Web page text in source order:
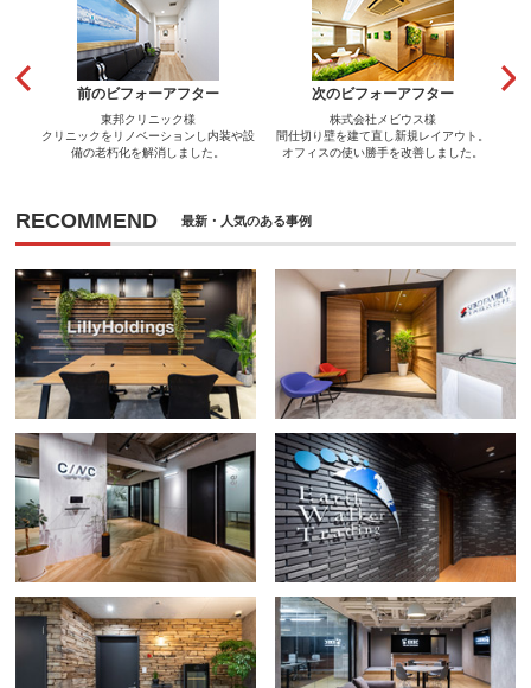
前のビフォーアフター
東邦クリニック様
クリニックをリノベーションし内装や設
備の老朽化を解消しました。
次のビフォーアフター
株式会社メビウス様
間仕切り壁を建て直し新規レイアウト。
オフィスの使い勝手を改善しました。
RECOMMEND 最新・人気のある事例